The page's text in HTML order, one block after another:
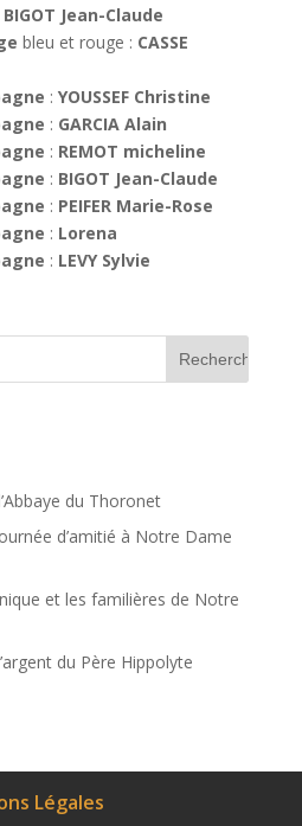
BIGOT Jean-Claude
bleu et rouge : CASSE
: YOUSSEF Christine
: GARCIA Alain
: REMOT micheline
: BIGOT Jean-Claude
: PEIFER Marie-Rose
: Lorena
: LEVY Sylvie
du Thoronet
d’amitié à Notre Dame
et les familières de Notre
du Père Hippolyte
Légales